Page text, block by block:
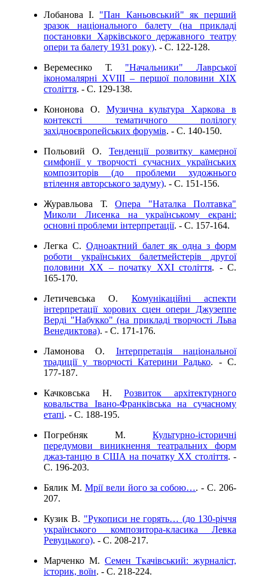
Лобанова І. "Пан Каньовський" як перший
зразок національного балету (на прикладі
постановки Харківського державного театру
опери та балету 1931 року). - C. 122-128.
Веремеєнко Т. "Начальники" Лаврської
ікономалярні XVIII – першої половини XIX
століття. - C. 129-138.
Кононова О. Музична культура Харкова в
контексті тематичного полілогу
західноєвропейських форумів. - C. 140-150.
Польовий О. Тенденції розвитку камерної
симфонії у творчості сучасних українських
композиторів (до проблеми художнього
втілення авторського задуму). - C. 151-156.
Журавльова Т. Опера "Наталка Полтавка"
Миколи Лисенка на українському екрані:
основні проблеми інтерпретації. - C. 157-164.
Легка С. Одноактний балет як одна з форм
роботи українських балетмейстерів другої
половини ХХ – початку ХХІ століття. - C.
165-170.
Летичевська О. Комунікаційні аспекти
інтерпретації хорових сцен опери Джузеппе
Верді "Набукко" (на прикладі творчості Льва
Венедиктова). - C. 171-176.
Ламонова О. Інтерпретація національної
традиції у творчості Катерини Радько. - C.
177-187.
Качковська Н.Розвиток архітектурного
ковальства Івано-Франківська на сучасному
етапі. - C. 188-195.
Погребняк М. Культурно-історичні
передумови виникнення театральних форм
джаз-танцю в США на початку ХХ століття. -
C. 196-203.
Бялик М. Мрії вели його за собою…. - C. 206-
207.
Кузик В. "Рукописи не горять… (до 130-річчя
українського композитора-класика Левка
Ревуцького). - C. 208-217.
Марченко М. Семен Ткачівський: журналіст,
історик, воїн. - C. 218-224.